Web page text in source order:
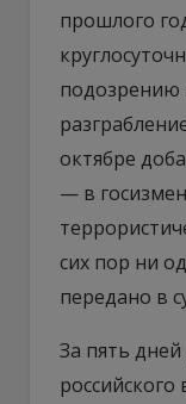
прошлого
подозрению
октябре
— в
сих пор ни
передано в
За пять